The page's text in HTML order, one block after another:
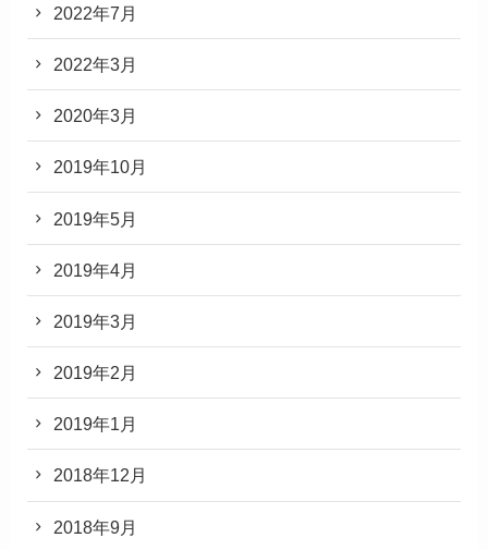
2022年7月
2022年3月
2020年3月
2019年10月
2019年5月
2019年4月
2019年3月
2019年2月
2019年1月
2018年12月
2018年9月